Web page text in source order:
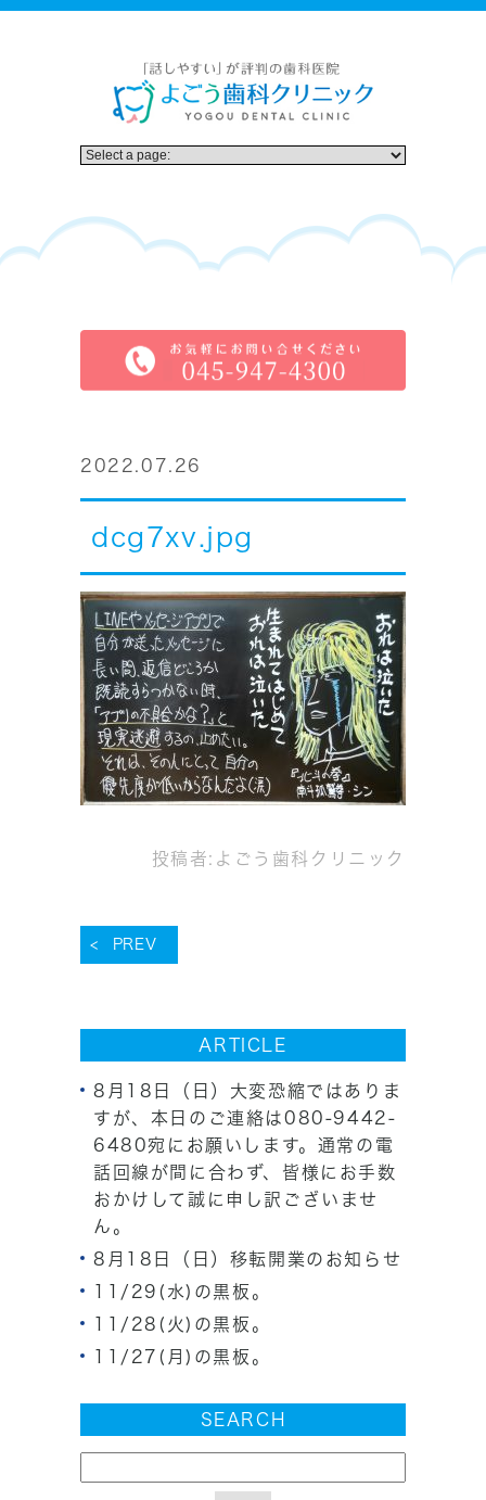
2022.07.26
dcg7xv.jpg
投稿者: よごう歯科クリニック
PREV
ARTICLE
8月18日（日）大変恐縮ではありま
すが、本日のご連絡は080-9442-
6480宛にお願いします。通常の電
話回線が間に合わず、皆様にお手数
おかけして誠に申し訳ございませ
ん。
8月18日（日）移転開業のお知らせ
11/29(水)の黒板。
11/28(火)の黒板。
11/27(月)の黒板。
SEARCH